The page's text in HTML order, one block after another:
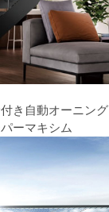
き自動オーニング
ーマキシム